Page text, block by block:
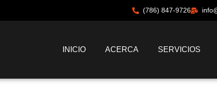
(786) 847-9726
INICIO ACERCA SERVICIOS